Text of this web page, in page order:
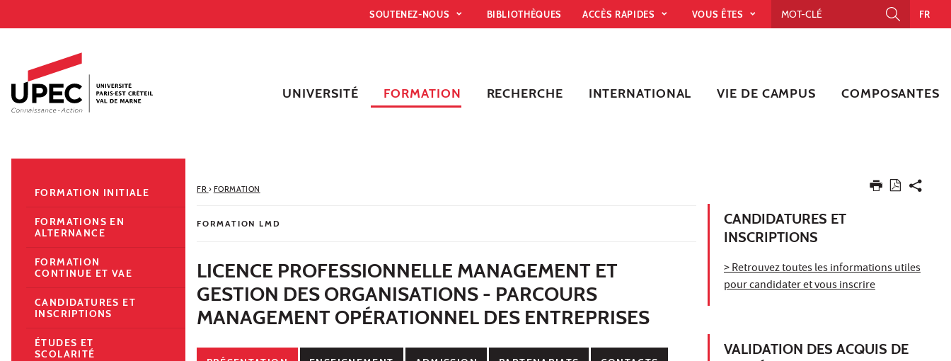
Accès directs
Recherche
Navigation secondaire
SOUTENEZ-NOUS BIBLIOTHÈQUES ACCÈS RAPIDES VOUS ÊTES FR
UNIVERSITÉ FORMATION RECHERCHE INTERNATIONAL VIE DE CAMPUS COMPOSANTES
FR › FORMATION
FORMATION LMD
LICENCE PROFESSIONNELLE MANAGEMENT ET
GESTION DES ORGANISATIONS - PARCOURS
MANAGEMENT OPÉRATIONNEL DES ENTREPRISES
CANDIDATURES ET
INSCRIPTIONS
> Retrouvez toutes les informations utiles
pour candidater et vous inscrire
VALIDATION DES ACQUIS DE
FORMATION INITIALE
FORMATIONS EN
ALTERNANCE
FORMATION
CONTINUE ET VAE
CANDIDATURES ET
INSCRIPTIONS
ÉTUDES ET
SCOLARITÉ